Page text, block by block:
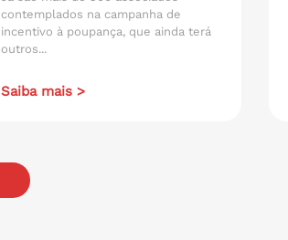
contemplados na campanha de
incentivo à poupança, que ainda terá
outros...
Saiba mais >